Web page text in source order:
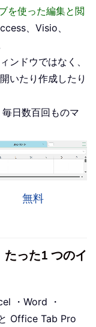
を使った編集と閲
、Visio、
ンドウではなく、
いたり作成したり
日数百回ものマ
無料
った1 つのイ
・Word ・
Office Tab Pro